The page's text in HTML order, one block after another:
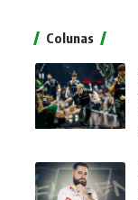
Colunas